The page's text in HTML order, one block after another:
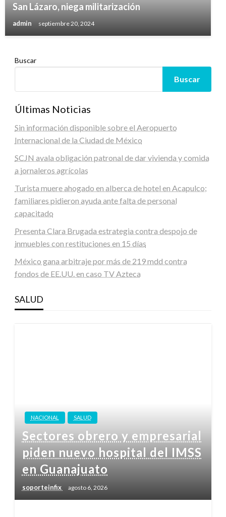
San Lázaro, niega militarización
admin septiembre 20, 2024
Buscar
Buscar
Últimas Noticias
Sin información disponible sobre el Aeropuerto
Internacional de la Ciudad de México
SCJN avala obligación patronal de dar vivienda y comida
a jornaleros agrícolas
Turista muere ahogado en alberca de hotel en Acapulco;
familiares pidieron ayuda ante falta de personal
capacitado
Presenta Clara Brugada estrategia contra despojo de
inmuebles con restituciones en 15 días
México gana arbitraje por más de 219 mdd contra
fondos de EE.UU. en caso TV Azteca
SALUD
NACIONAL SALUD
Sectores obrero y empresarial
piden nuevo hospital del IMSS
en Guanajuato
soporteinfix agosto 6, 2026